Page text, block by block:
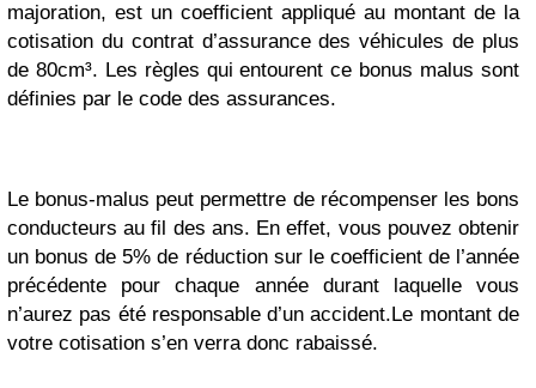
majoration, est un coefficient appliqué au montant de la
cotisation du contrat d’assurance des véhicules de plus
de 80cm³. Les règles qui entourent ce bonus malus sont
définies par le code des assurances.
Le bonus-malus peut permettre de récompenser les bons
conducteurs au fil des ans. En effet, vous pouvez obtenir
un bonus de 5% de réduction sur le coefficient de l’année
précédente pour chaque année durant laquelle vous
n’aurez pas été responsable d’un accident.Le montant de
votre cotisation s’en verra donc rabaissé.